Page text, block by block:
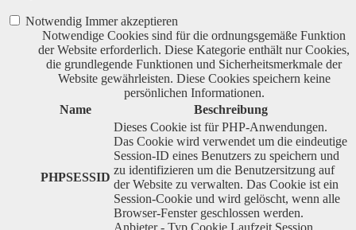
Notwendig Immer akzeptieren
Notwendige Cookies sind für die ordnungsgemäße Funktion
der Website erforderlich. Diese Kategorie enthält nur Cookies,
die grundlegende Funktionen und Sicherheitsmerkmale der
Website gewährleisten. Diese Cookies speichern keine
persönlichen Informationen.
Name
Beschreibung
PHPSESSID
Dieses Cookie ist für PHP-Anwendungen.
Das Cookie wird verwendet um die eindeutige
Session-ID eines Benutzers zu speichern und
zu identifizieren um die Benutzersitzung auf
der Website zu verwalten. Das Cookie ist ein
Session-Cookie und wird gelöscht, wenn alle
Browser-Fenster geschlossen werden.
Anbieter - Typ Cookie Laufzeit Session